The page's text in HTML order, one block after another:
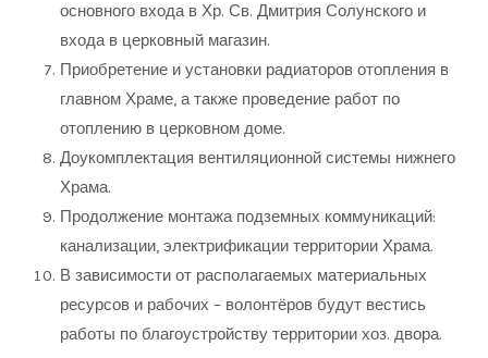
основного входа в Хр. Св. Дмитрия Солунского и
входа в церковный магазин.
Приобретение и установки радиаторов отопления в
главном Храме, а также проведение работ по
отоплению в церковном доме.
Доукомплектация вентиляционной системы нижнего
Храма.
Продолжение монтажа подземных коммуникаций:
канализации, электрификации территории Храма.
В зависимости от располагаемых материальных
ресурсов и рабочих – волонтёров будут вестись
работы по благоустройству территории хоз. двора.